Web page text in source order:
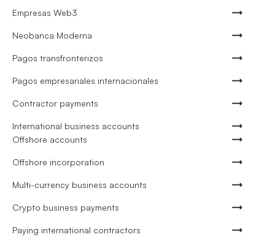
Empresas Web3
Neobanca Moderna
Pagos transfronterizos
Pagos empresariales internacionales
Contractor payments
International business accounts
Offshore accounts
Offshore incorporation
Multi-currency business accounts
Crypto business payments
Paying international contractors